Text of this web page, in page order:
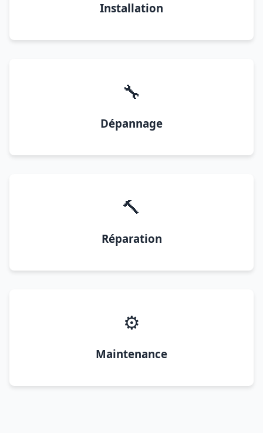
Installation
🔧
Dépannage
🔨
Réparation
⚙️
Maintenance